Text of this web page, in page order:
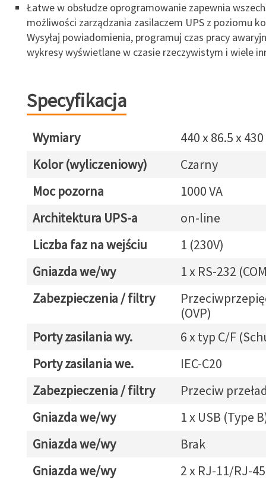
Łatwe w obsłudze oprogramowanie zapewnia
możliwości zarządzania zasilaczem UPS z poziomu
Wysyłaj powiadomienia, programuj czas pracy
wykresy wyświetlane w czasie rzeczywistym i wiele
Specyfikacja
Wymiary
440 x 86.5 x
Kolor (wyliczeniowy)
Czarny
Moc pozorna
1000 VA
Architektura UPS-a
on-line
Liczba faz na wejściu
1 (230V)
Gniazda we/wy
1 x RS-232
Zabezpieczenia / filtry
(OVP)
Porty zasilania wy.
6 x typ C/F
Porty zasilania we.
IEC-C20
Zabezpieczenia / filtry
Przeciw
Gniazda we/wy
1 x USB (Type
Gniazda we/wy
Brak
Gniazda we/wy
2 x RJ-11/RJ-45